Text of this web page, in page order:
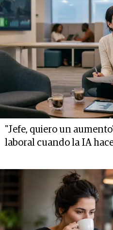
"Jefe, quiero un
laboral cuando la IA